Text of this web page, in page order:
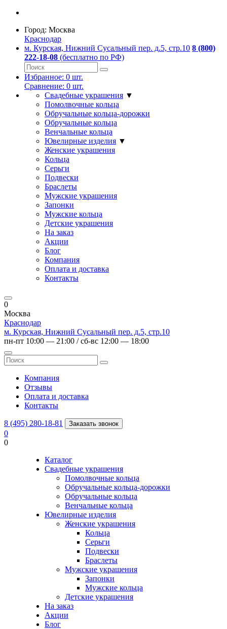
Город: Москва
Краснодар
м. Курская, Нижний Сусальный пер. д.5, стр.10 8 (800)
222-18-08 (бесплатно по РФ)
Избранное: 0 шт.
Сравнение: 0 шт.
Свадебные украшения ▼
Помолвочные кольца
Обручальные кольца-дорожки
Обручальные кольца
Венчальные кольца
Ювелирные изделия ▼
Женские украшения
Кольца
Серьги
Подвески
Браслеты
Мужские украшения
Запонки
Мужские кольца
Детские украшения
На заказ
Акции
Блог
Компания
Оплата и доставка
Контакты
0
Москва
Краснодар
м. Курская, Нижний Сусальный пер. д.5, стр.10
пн-пт 10:00 — 21:00 / сб-вс 12:00 — 18:00
Компания
Отзывы
Оплата и доставка
Контакты
8 (495) 280-18-81 Заказать звонок
0
0
Каталог
Свадебные украшения
Помолвочные кольца
Обручальные кольца-дорожки
Обручальные кольца
Венчальные кольца
Ювелирные изделия
Женские украшения
Кольца
Серьги
Подвески
Браслеты
Мужские украшения
Запонки
Мужские кольца
Детские украшения
На заказ
Акции
Блог